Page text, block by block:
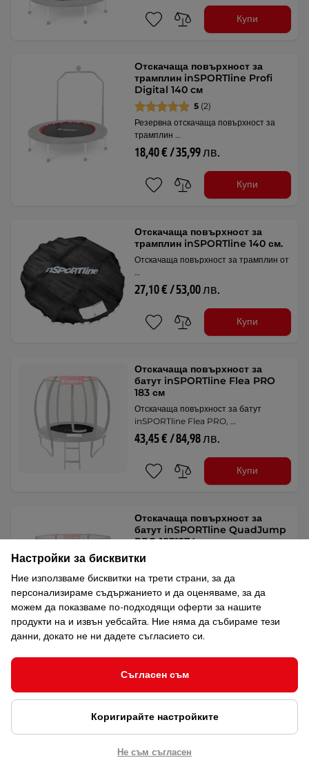
Купи
Oтскачаща повърхност за
трамплин inSPORTline Profi
Digital 140 cм
5 (2)
Резервна отскачаща повърхност за
трамплин …
18,40 € / 35,99 лв.
Купи
Отскачаща повърхност за
трамплин inSPORTline 140 см.
Отскачаща повърхност за трамплин от
27,10 € / 53,00 лв.
Купи
Отскачаща повърхност за
батут inSPORTline Flea PRO
183 см
Отскачаща повърхност за батут
inSPORTline Flea PRO, …
43,45 € / 84,98 лв.
Купи
Безплатна доставка
Отскачаща повърхност за
батут inSPORTline QuadJump
PRO 183*274 см
Отскачаща повърхност за батут
94,60 € / 185,02 лв.
Купи
Най-продавани Аксесоари за батути
Настройки за бисквитки
Ние използваме бисквитки на трети страни, за да
персонализираме съдържанието и да оценяваме, за да
можем да показваме по-подходящи оферти за нашите
продукти на и извън уебсайта. Ние няма да събираме тези
данни, докато не ни дадете съгласието си.
Съгласен съм
Коригирайте настройките
Не съм съгласен